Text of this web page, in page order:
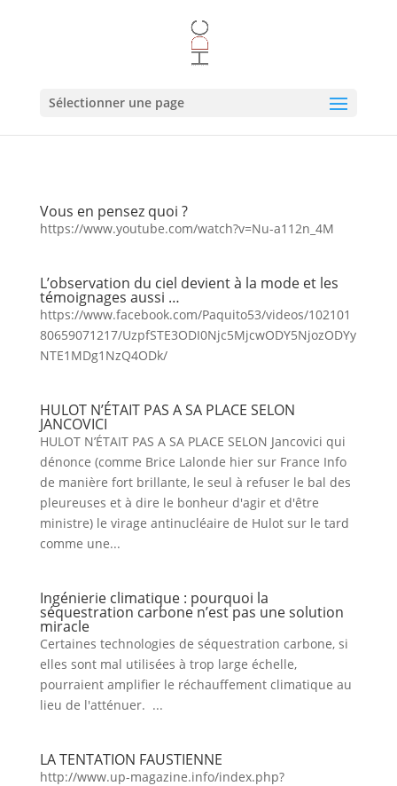
Sélectionner une page
Vous en pensez quoi ?
https://www.youtube.com/watch?v=Nu-a112n_4M
L’observation du ciel devient à la mode et les
témoignages aussi …
https://www.facebook.com/Paquito53/videos/102101
80659071217/UzpfSTE3ODI0Njc5MjcwODY5NjozODYy
NTE1MDg1NzQ4ODk/
HULOT N’ÉTAIT PAS A SA PLACE SELON
JANCOVICI
HULOT N’ÉTAIT PAS A SA PLACE SELON Jancovici qui
dénonce (comme Brice Lalonde hier sur France Info
de manière fort brillante, le seul à refuser le bal des
pleureuses et à dire le bonheur d'agir et d'être
ministre) le virage antinucléaire de Hulot sur le tard
comme une...
Ingénierie climatique : pourquoi la
séquestration carbone n’est pas une solution
miracle
Certaines technologies de séquestration carbone, si
elles sont mal utilisées à trop large échelle,
pourraient amplifier le réchauffement climatique au
lieu de l'atténuer. ...
LA TENTATION FAUSTIENNE
http://www.up-magazine.info/index.php?